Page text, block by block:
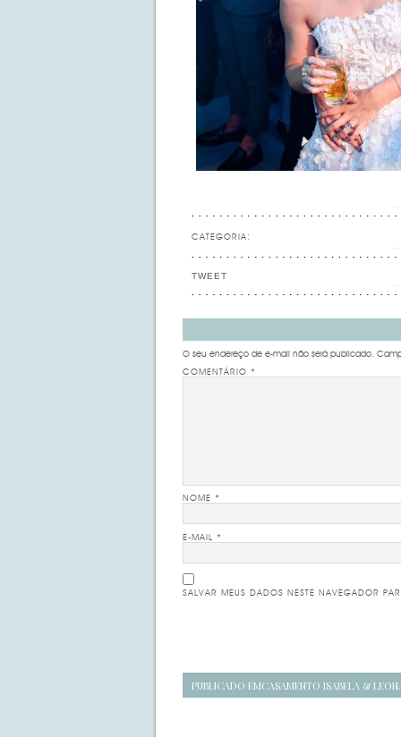
CATEGORIA:
TWEET
O seu endereço de e-mail não será publicado.
COMENTÁRIO *
NOME *
E-MAIL *
SALVAR MEUS DADOS NESTE NAVEGADOR
Navegação
PUBLICADO EMCASAMENTO ISABELA &